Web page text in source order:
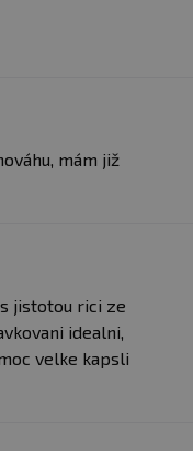
mám již
jistotou rici ze
idealni,
velke kapsli